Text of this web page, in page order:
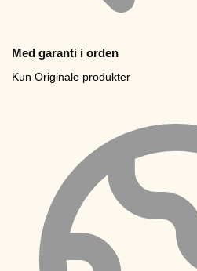
Med garanti i orden
Kun Originale produkter